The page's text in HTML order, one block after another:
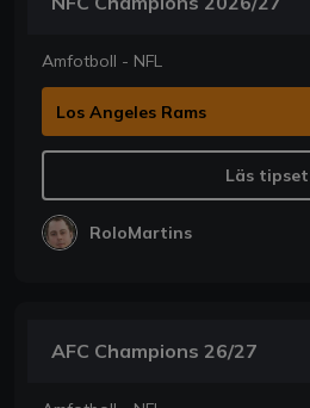
Amfotboll - NFL
Los Angeles Rams
Läs tipset
RoloMartins
AFC Champions 26/27